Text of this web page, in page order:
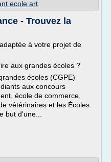
ecole art
- Trouvez la
à votre projet de
aux grandes écoles ?
écoles (CGPE)
aux concours
école de commerce,
vétérinaires et les Écoles
but d'une...